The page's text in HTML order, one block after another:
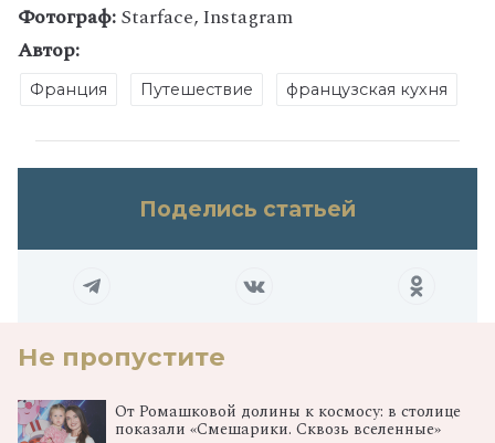
Фотограф:Starface, Instagram
Автор:
Франция Путешествие французская кухня
Поделись статьей
Не пропустите
От Ромашковой долины к космосу: в столице
показали «Смешарики. Сквозь вселенные»